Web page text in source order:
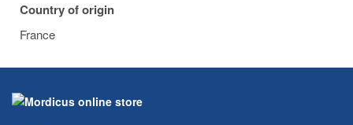
Country of origin
France